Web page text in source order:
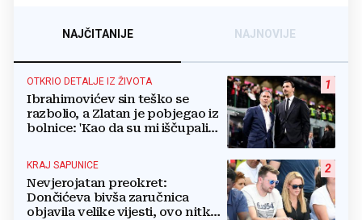
NAJČITANIJE NAJNOVIJE
1
OTKRIO DETALJE IZ ŽIVOTA
Ibrahimovićev sin teško se
razbolio, a Zlatan je pobjegao iz
bolnice: 'Kao da su mi iščupali
2
KRAJ SAPUNICE
Nevjerojatan preokret:
Dončićeva bivša zaručnica
objavila velike vijesti, ovo nitko